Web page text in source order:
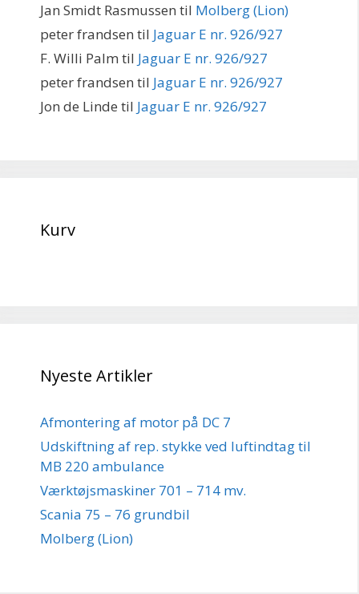
Jan Smidt Rasmussen til Molberg (Lion)
peter frandsen til Jaguar E nr. 926/927
F. Willi Palm til Jaguar E nr. 926/927
peter frandsen til Jaguar E nr. 926/927
Jon de Linde til Jaguar E nr. 926/927
Kurv
Nyeste Artikler
Afmontering af motor på DC 7
Udskiftning af rep. stykke ved luftindtag til
MB 220 ambulance
Værktøjsmaskiner 701 – 714 mv.
Scania 75 – 76 grundbil
Molberg (Lion)